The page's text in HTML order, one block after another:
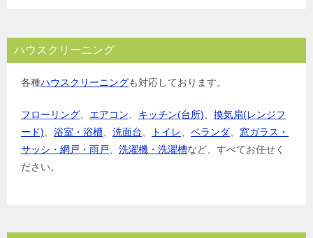
ハウスクリーニング
各種ハウスクリーニングも対応しております。
フローリング、 エアコン、 キッチン(台所)、 換気扇(レンジフ
ード)、 浴室・浴槽、 洗面台、 トイレ、 ベランダ、 窓ガラス・
サッシ・網戸・雨戸、 洗濯機・洗濯槽など、すべてお任せく
ださい。